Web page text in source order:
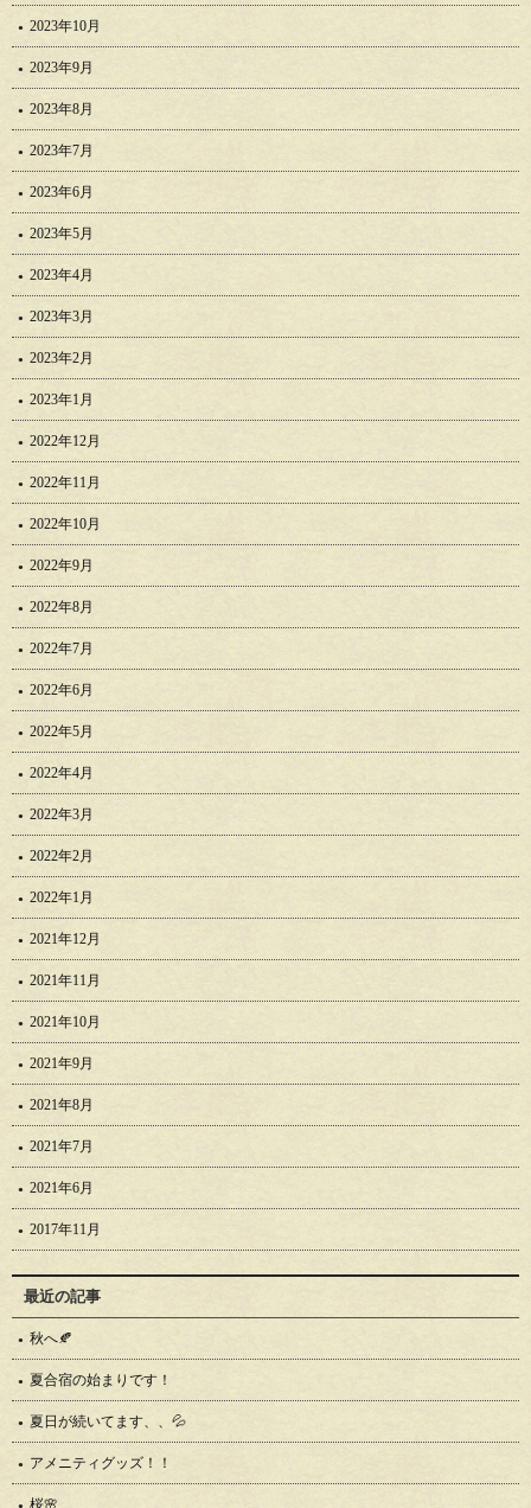
2023年10月
2023年9月
2023年8月
2023年7月
2023年6月
2023年5月
2023年4月
2023年3月
2023年2月
2023年1月
2022年12月
2022年11月
2022年10月
2022年9月
2022年8月
2022年7月
2022年6月
2022年5月
2022年4月
2022年3月
2022年2月
2022年1月
2021年12月
2021年11月
2021年10月
2021年9月
2021年8月
2021年7月
2021年6月
2017年11月
最近の記事
秋へ🍂
夏合宿の始まりです！
夏日が続いてます、、💦
アメニティグッズ！！
桜🌸